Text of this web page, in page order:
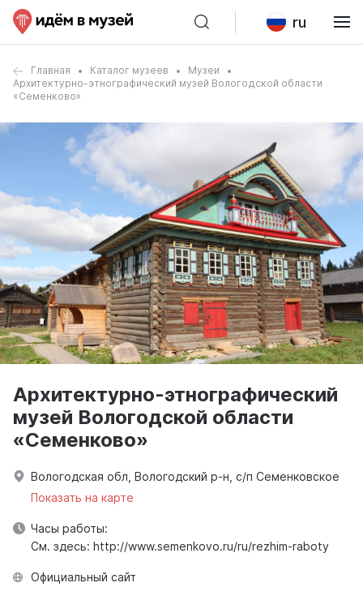
ru
Главная Каталог музеев
Музеи
Архитектурно-этнографический музей Вологодской области
«Семенково»
Архитектурно-этнографический
музей Вологодской области
«Семенково»
Вологодская обл, Вологодский р-н, с/п Семенковское
Показать на карте
Часы работы:
См. здесь: http://www.semenkovo.ru/ru/rezhim-raboty
Официальный сайт